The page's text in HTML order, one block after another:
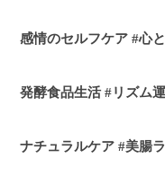
感情のセルフケア #心
発酵食品生活 #リズム
ナチュラルケア #美腸